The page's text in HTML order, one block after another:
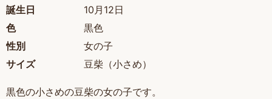
誕生日
10月12日
色
黒色
性別
女の子
サイズ
豆柴（小さめ）
黒色の小さめの豆柴の女の子です。